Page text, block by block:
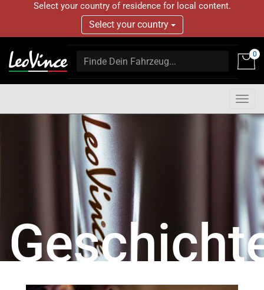
Select your country of residence for local content.
Select your country
0